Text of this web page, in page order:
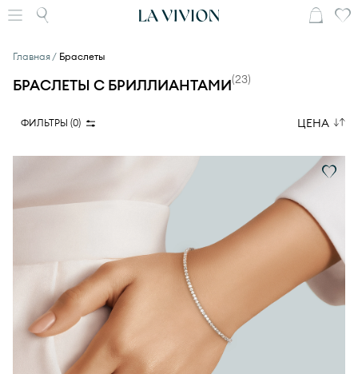
Главная Браслеты
БРАСЛЕТЫ С БРИЛЛИАНТАМИ(23)
ФИЛЬТРЫ (0) ЦЕНА